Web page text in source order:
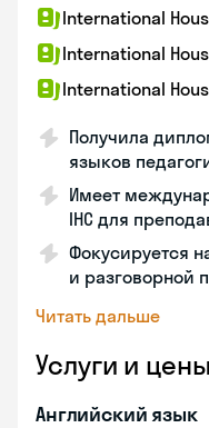
International
International
International
Получила
языков
Имеет
IHC для
Фокусируется
и разговорной
Читать дальше
Услуги и цены
Английский язык